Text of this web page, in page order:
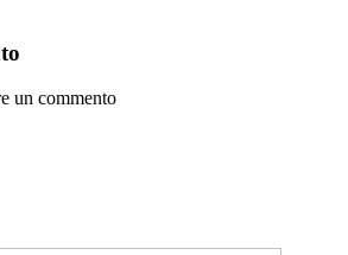
un commento